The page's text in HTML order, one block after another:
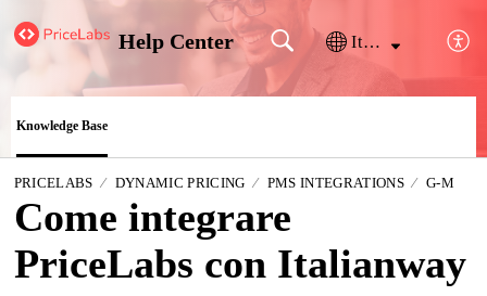
Help Center Italiano
Knowledge Base
PRICELABS DYNAMIC PRICING PMS INTEGRATIONS G-M
Come integrare
PriceLabs con Italianway